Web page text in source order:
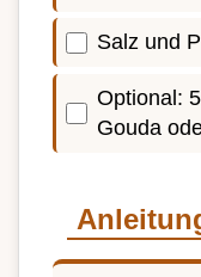
Salz und
Optional:
Gouda